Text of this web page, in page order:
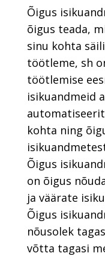
Õigus
õigus teada,
sinu kohta
töötleme, sh
töötlemise
isikuandmeid
kohta ning
Õigus
on õigus
ja väärate
Õigus
nõusolek
võtta tagasi